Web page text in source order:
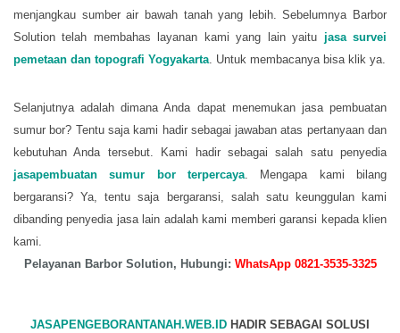
menjangkau sumber air bawah tanah yang lebih. Sebelumnya Barbor
Solution telah membahas layanan kami yang lain yaitu jasa survei
pemetaan dan topografi Yogyakarta. Untuk membacanya bisa klik ya.
Selanjutnya adalah dimana Anda dapat menemukan jasa pembuatan
sumur bor? Tentu saja kami hadir sebagai jawaban atas pertanyaan dan
kebutuhan Anda tersebut. Kami hadir sebagai salah satu penyedia
jasapembuatan sumur bor terpercaya. Mengapa kami bilang
bergaransi? Ya, tentu saja bergaransi, salah satu keunggulan kami
dibanding penyedia jasa lain adalah kami memberi garansi kepada klien
kami.
Pelayanan Barbor Solution, Hubungi: WhatsApp 0821-3535-3325
JASAPENGEBORANTANAH.WEB.ID HADIR SEBAGAI SOLUSI